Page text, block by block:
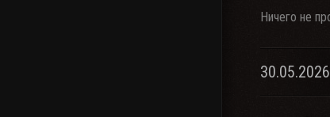
Ничего не
30.05.2026